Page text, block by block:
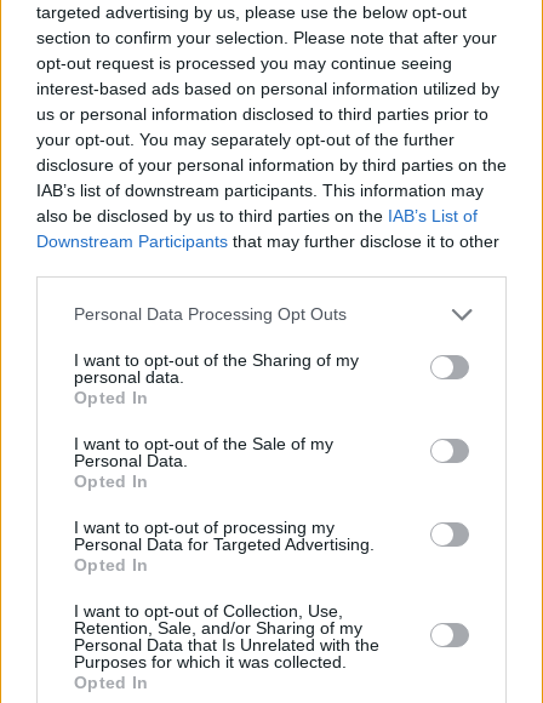
targeted advertising by us, please use the below opt-out
section to confirm your selection. Please note that after your
opt-out request is processed you may continue seeing
interest-based ads based on personal information utilized by
us or personal information disclosed to third parties prior to
your opt-out. You may separately opt-out of the further
disclosure of your personal information by third parties on the
IAB’s list of downstream participants. This information may
also be disclosed by us to third parties on the IAB’s List of
Downstream Participants that may further disclose it to other
Personal Data Processing Opt Outs
I want to opt-out of the Sharing of my
personal data.
Opted In
I want to opt-out of the Sale of my
Personal Data.
Opted In
I want to opt-out of processing my
Personal Data for Targeted Advertising.
Opted In
I want to opt-out of Collection, Use,
Retention, Sale, and/or Sharing of my
Personal Data that Is Unrelated with the
Purposes for which it was collected.
Opted In
etc.
Moderador: gsus77
Temas:18
Búsqueda de jugadores y comunidades
Sección para buscar jugadores para tu comunidad o una comunidad en la
que jugar.
Moderador: gsus77
Temas:9
Fichajes y alineaciones
Sección para hablar de tu equipo de Comunio y pedir opinión sobre
fichajes, qué jugadores alinear, etc.
Moderador: gsus77
Sección para hablar de estadísticas y puntuaciones de los partidos de
Moderador: gsus77
Bugs y problemas
Este subforo estará dedicado a los errores que encontréis en el juego.
Moderador:
Temas:
Errores de puntuación
Subforo exclusivo para tratar posibles errores de puntuación. También
será este el sitio donde los administradores soliciten cambios en las
puntuaciones de su comunidad. Importante, leer los primeros mensajes de
Temas: 1
Sugerencias
En esta sección se pueden aportar sugerencias sobre el juego.
Temas: 1
Otras ediciones de Comunio
Foro para hablar de otras ediciones de Comunio, cómo Comunio de
Segunda, Champions, Premier o Mundial.
Moderador: